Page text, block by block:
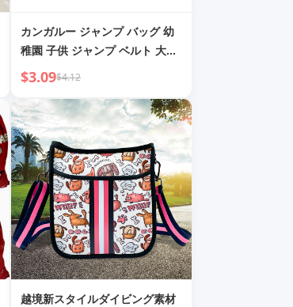
カンガルー ジャンプ バッグ 幼
稚園 子供 ジャンプ ベルト 大人
ジャンプ サック 厚手 布 バッグ
感覚トレーニング 機器 アウトド
ア おもちゃ
$3.09$4.12
越境新スタイルダイビング素材